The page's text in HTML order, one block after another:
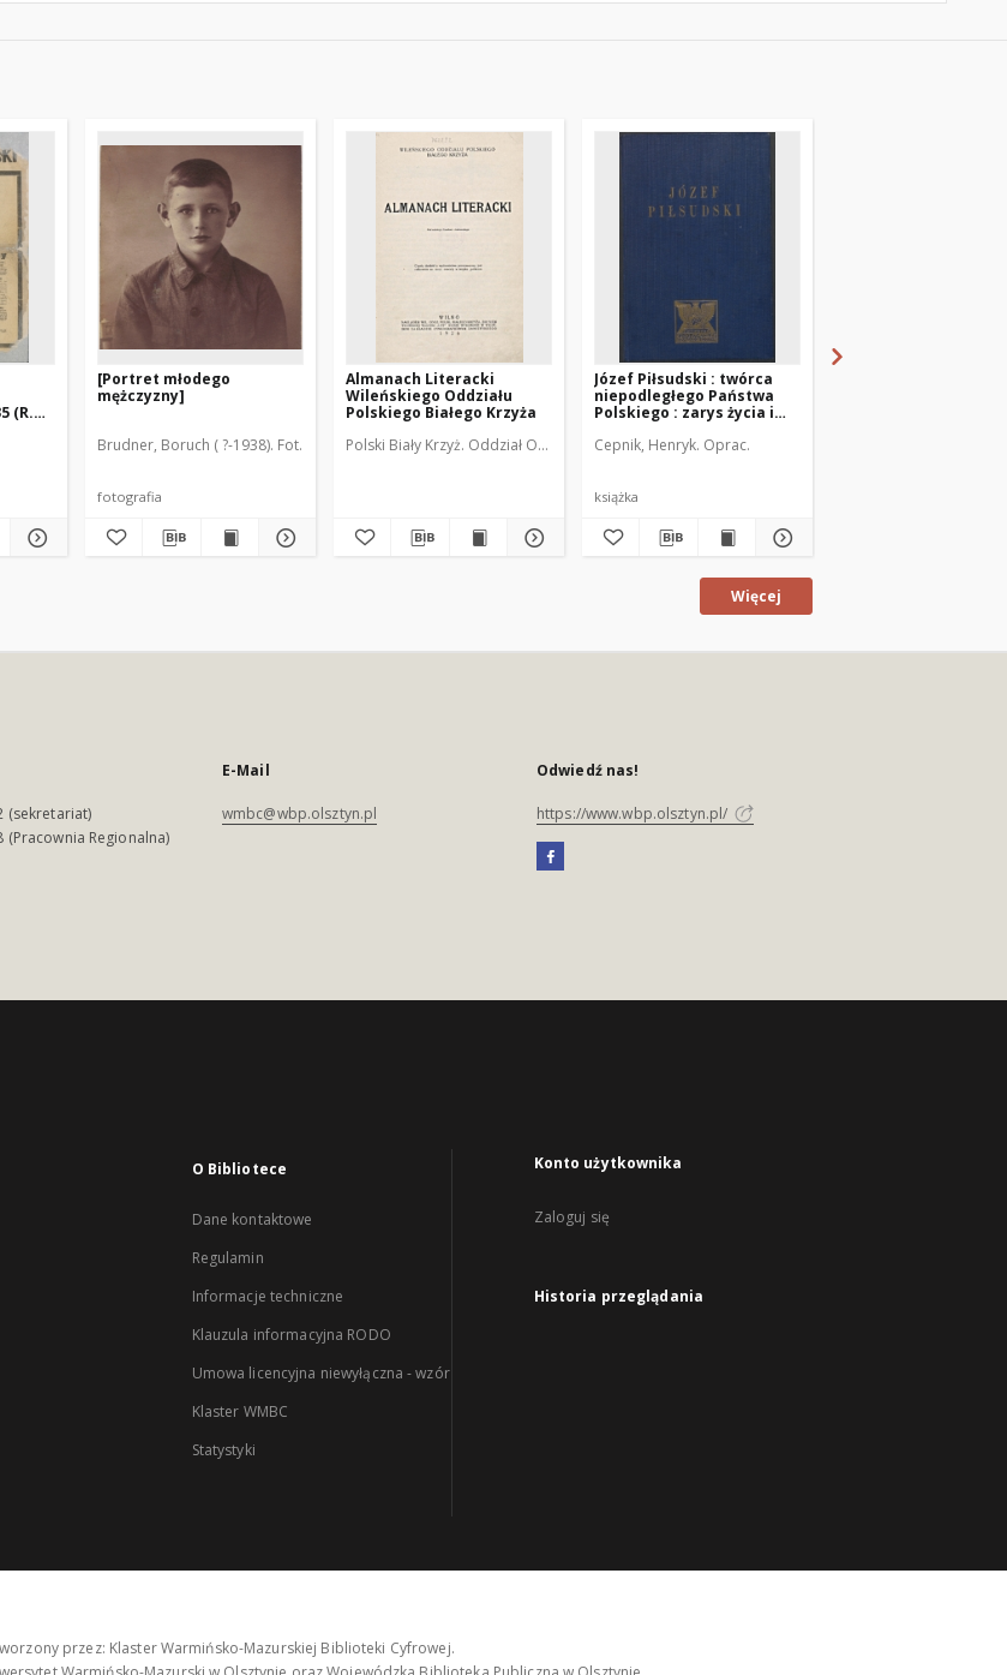
(R.
[Portret młodego
mężczyzny]
Brudner, Boruch ( ?-1938). Fot.
fotografia
Almanach Literacki
Wileńskiego Oddziału
Polskiego Białego Krzyża
Polski Biały Krzyż. Oddział Okręgowy (Wilno) Jankowski, Czesław (1857-1929). Red.
Józef Piłsudski : twórca
niepodległego Państwa
Polskiego : zarys życia i
Cepnik, Henryk. Oprac.
książka
Więcej
(sekretariat)
(Pracownia Regionalna)
E-Mail
wmbc@wbp.olsztyn.pl
Odwiedź nas!
https://www.wbp.olsztyn.pl/
O Bibliotece
Dane kontaktowe
Regulamin
Informacje techniczne
Klauzula informacyjna RODO
Umowa licencyjna niewyłączna - wzór
Klaster WMBC
Statystyki
Konto użytkownika
Zaloguj się
Historia przeglądania
przez: Klaster Warmińsko-Mazurskiej Biblioteki Cyfrowej.